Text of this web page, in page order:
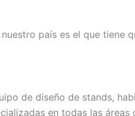
país es el que
de diseño de stands,
en todas las áreas